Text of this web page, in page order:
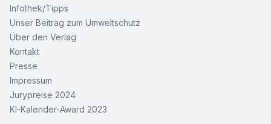
Infothek/Tipps
Unser Beitrag zum Umweltschutz
Über den Verlag
Kontakt
Presse
Impressum
Jurypreise 2024
KI-Kalender-Award 2023